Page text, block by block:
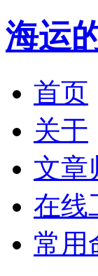
海运
首页
关于
文章
在线
常用